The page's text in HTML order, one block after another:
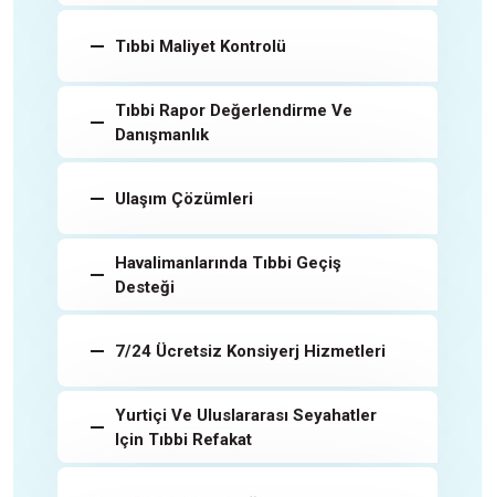
Tıbbi Maliyet Kontrolü
Tıbbi Rapor Değerlendirme Ve
Danışmanlık
Ulaşım Çözümleri
Havalimanlarında Tıbbi Geçiş
Desteği
7/24 Ücretsiz Konsiyerj Hizmetleri
Yurtiçi Ve Uluslararası Seyahatler
Için Tıbbi Refakat